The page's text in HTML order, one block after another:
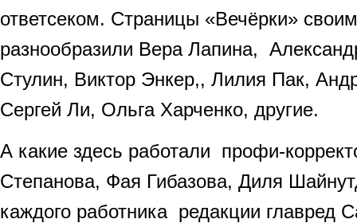
ответсеком. Страницы «Вечёрки»
разнообразили Вера Лапина,
Стулин, Виктор Энкер,, Лилия Пак,
Сергей Ли, Ольга Харченко, другие.
А какие здесь работали профи-
Степанова, Фая Гибазова, Диля
каждого работника редакции главред